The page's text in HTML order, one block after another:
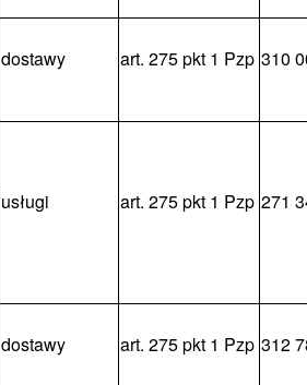
dostawy art. 275 pkt 1 Pzp 310
usługi art. 275 pkt 1 Pzp 271
dostawy art. 275 pkt 1 Pzp 312